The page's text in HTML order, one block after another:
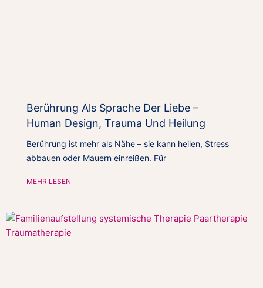
Berührung Als Sprache Der Liebe –
Human Design, Trauma Und Heilung
Berührung ist mehr als Nähe – sie kann heilen, Stress
abbauen oder Mauern einreißen. Für
MEHR LESEN